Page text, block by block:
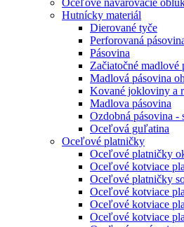
Hutnícky materiál
Dierované tyče
Perforovaná
Pásovina
Začiatočné madlové
Madlová pásovina
Kované jokloviny a
Madlova pásovina
Ozdobná pásovina -
Oceľová guľatina
Oceľové platničky
Oceľové platničky
Oceľové kotviace
Oceľové platničky
Oceľové kotviace
Oceľové kotviace
Oceľové kotviace